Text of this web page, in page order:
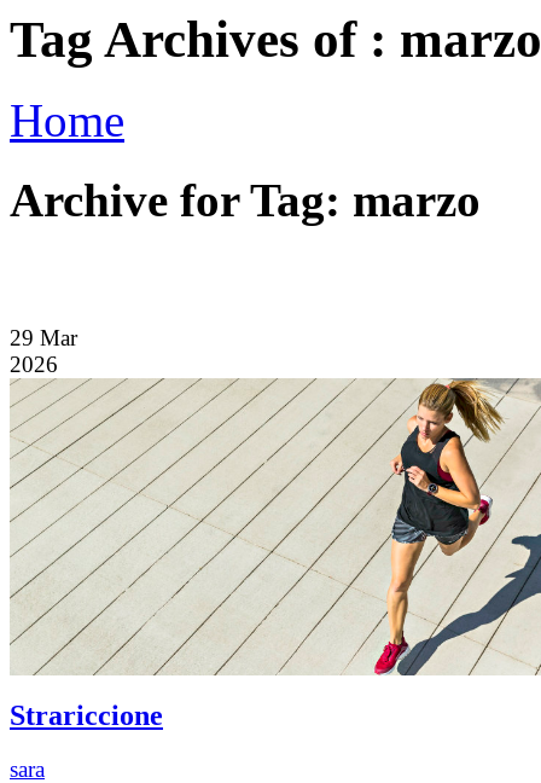
Tag Archives of : marzo
Home
Archive for Tag: marzo
29 Mar
2026
Strariccione
sara